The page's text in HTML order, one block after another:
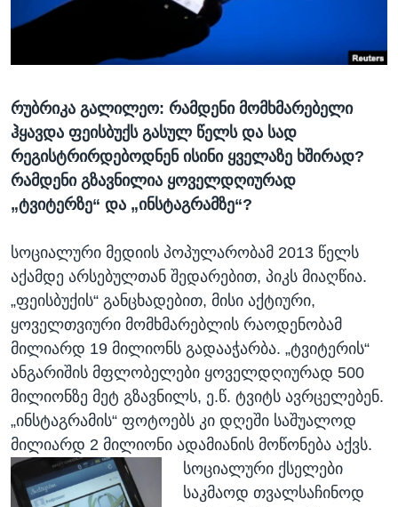
ᲡᲢᲣᲓᲘᲐ ᲕᲐᲨᲘᲜᲒᲢᲝᲜᲘ
ᲔᲙᲝᲜᲝᲛᲘᲙᲐ
ᲘᲜᲢᲔᲠᲕᲘᲣ
ᲙᲣᲚᲢᲣᲠᲐ
ᲒᲐᲚᲘᲚᲔᲝ
ᲓᲔᲖᲘᲜᲤᲝᲠᲛᲐᲪᲘᲐ
Learning English
ენები
რუბრიკა გალილეო: რამდენი მომხმარებელი
ჰყავდა ფეისბუქს გასულ წელს და სად
რეგისტრირდებოდნენ ისინი ყველაზე ხშირად?
რამდენი გზავნილია ყოველდღიურად
„ტვიტერზე“ და „ინსტაგრამზე“?
სოციალური მედიის პოპულარობამ 2013 წელს
აქამდე არსებულთან შედარებით, პიკს მიაღწია.
„ფეისბუქის“ განცხადებით, მისი აქტიური,
ყოველთვიური მომხმარებლის რაოდენობამ
მილიარდ 19 მილიონს გადააჭარბა. „ტვიტერის“
ანგარიშის მფლობელები ყოველდღიურად 500
მილიონზე მეტ გზავნილს, ე.წ. ტვიტს ავრცელებენ.
„ინსტაგრამის“ ფოტოებს კი დღეში საშუალოდ
მილიარდ 2 მილიონი ადამიანის მოწონება აქვს.
სოციალური ქსელები
საკმაოდ თვალსაჩინოდ